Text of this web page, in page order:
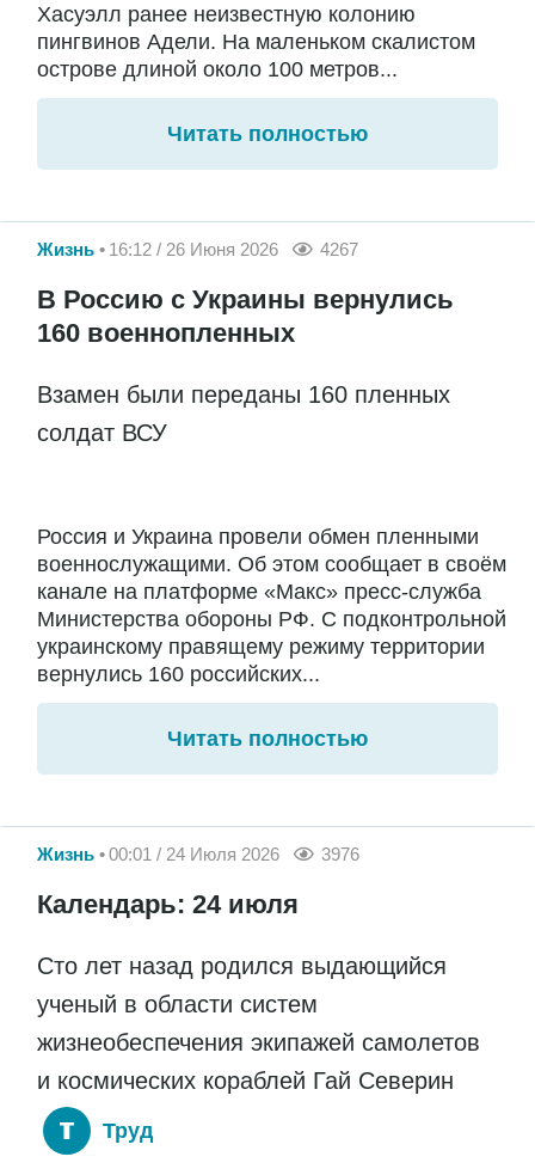
Хасуэлл ранее неизвестную колонию
пингвинов Адели. На маленьком скалистом
острове длиной около 100 метров...
Читать полностью
Жизнь 16:12 / 26 Июня 2026 4267
В Россию с Украины вернулись
160 военнопленных
Взамен были переданы 160 пленных
солдат ВСУ
Россия и Украина провели обмен пленными
военнослужащими. Об этом сообщает в своём
канале на платформе «Макс» пресс-служба
Министерства обороны РФ. С подконтрольной
украинскому правящему режиму территории
вернулись 160 российских...
Читать полностью
Жизнь 00:01 / 24 Июля 2026 3976
Календарь: 24 июля
Сто лет назад родился выдающийся
ученый в области систем
жизнеобеспечения экипажей самолетов
и космических кораблей Гай Северин
Труд